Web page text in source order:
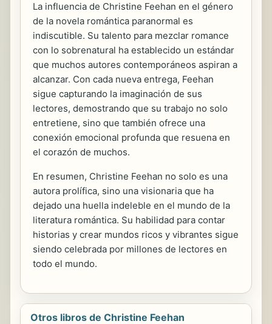
La influencia de Christine Feehan en el género
de la novela romántica paranormal es
indiscutible. Su talento para mezclar romance
con lo sobrenatural ha establecido un estándar
que muchos autores contemporáneos aspiran a
alcanzar. Con cada nueva entrega, Feehan
sigue capturando la imaginación de sus
lectores, demostrando que su trabajo no solo
entretiene, sino que también ofrece una
conexión emocional profunda que resuena en
el corazón de muchos.
En resumen, Christine Feehan no solo es una
autora prolífica, sino una visionaria que ha
dejado una huella indeleble en el mundo de la
literatura romántica. Su habilidad para contar
historias y crear mundos ricos y vibrantes sigue
siendo celebrada por millones de lectores en
todo el mundo.
Otros libros de Christine Feehan